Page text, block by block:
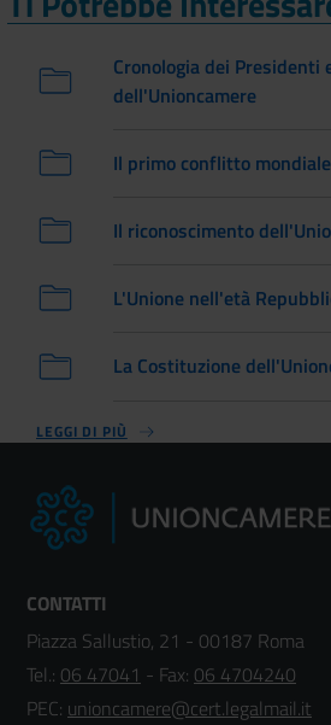
Cronologia dei Presidenti
dell'Unioncamere
Il primo conflitto mondiale
Il riconoscimento
L'Unione nell'età
La Costituzione
LEGGI DI PIÙ
CONTATTI
Piazza Sallustio, 21 - 00187 Roma
Tel.: 06 47041 - Fax: 06 4704240
PEC: unioncamere@cert.legalmail.it